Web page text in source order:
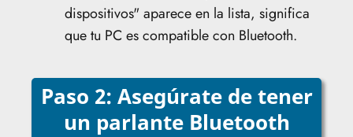
dispositivos" aparece en la lista, significa
que tu PC es compatible con Bluetooth.
Paso 2: Asegúrate de tener
un parlante Bluetooth